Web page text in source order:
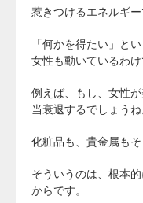
惹きつけるエネルギー
「何かを得たい」と
女性も動いているわけ
例えば、もし、女性
当衰退するでしょうね
化粧品も、貴金属も
そういうのは、根本
からです。